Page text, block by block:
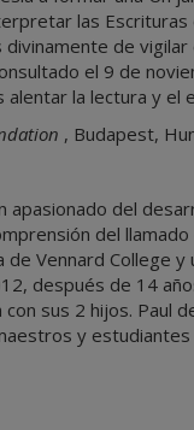
las
de
el 9 de
alentar la lectura y el
, Budapest,
apasionado del
del
Vennard College y
después de 14
con sus 2 hijos. Paul
y